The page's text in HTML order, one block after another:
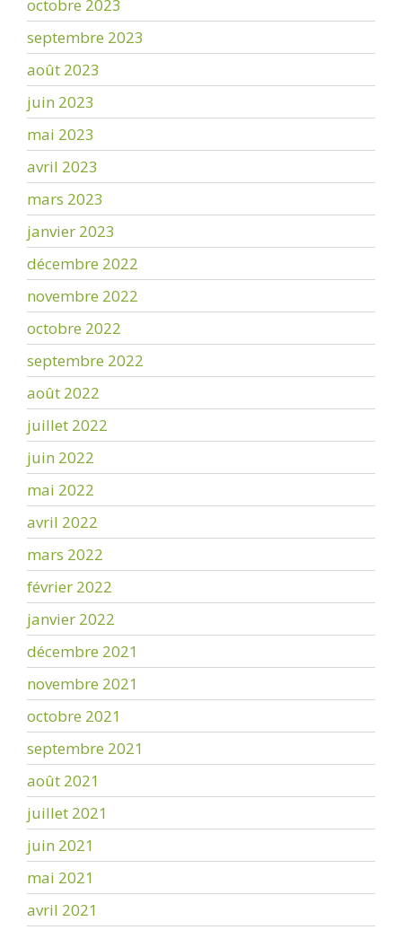
octobre 2023
septembre 2023
août 2023
juin 2023
mai 2023
avril 2023
mars 2023
janvier 2023
décembre 2022
novembre 2022
octobre 2022
septembre 2022
août 2022
juillet 2022
juin 2022
mai 2022
avril 2022
mars 2022
février 2022
janvier 2022
décembre 2021
novembre 2021
octobre 2021
septembre 2021
août 2021
juillet 2021
juin 2021
mai 2021
avril 2021